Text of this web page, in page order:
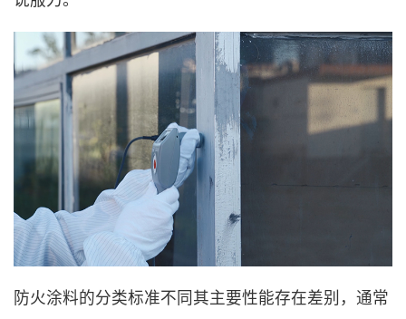
防火涂料的分类标准不同其主要性能存在差别，通常